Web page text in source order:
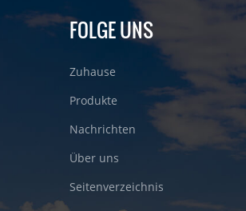
FOLGE UNS
Zuhause
Produkte
Nachrichten
Über uns
Seitenverzeichnis